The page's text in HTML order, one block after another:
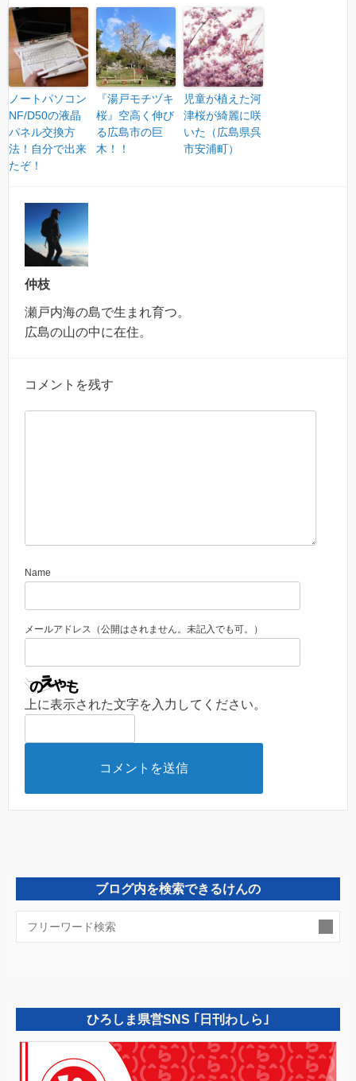
ノートパソコン
NF/D50の液晶
パネル交換方
法！自分で出来
たぞ！
『湯戸モチヅキ
桜』空高く伸び
る広島市の巨
木！！
児童が植えた河
津桜が綺麗に咲
いた（広島県呉
市安浦町）
仲枝
瀬戸内海の島で生まれ育つ。
広島の山の中に在住。
コメントを残す
Name
メールアドレス（公開はされません。未記入でも可。）
上に表示された文字を入力してください。
ブログ内を検索できるけんの
ひろしま県営SNS ｢日刊わしら｣